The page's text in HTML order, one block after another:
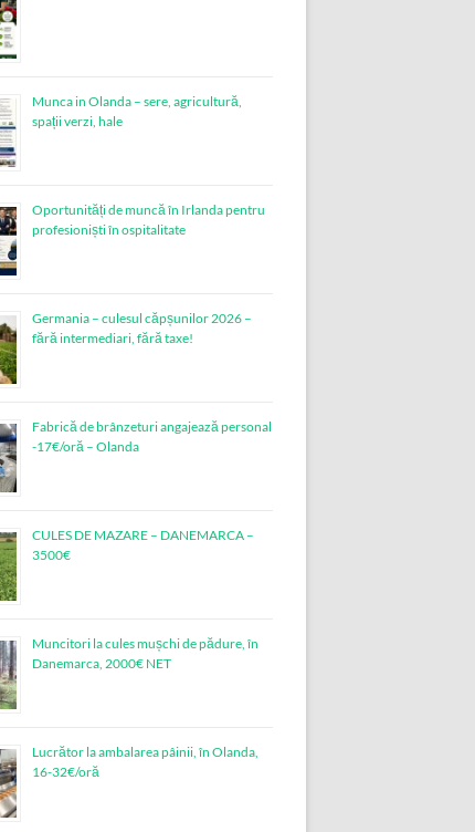
Munca in Olanda – sere, agricultură,
spații verzi, hale
Oportunități de muncă în Irlanda pentru
profesioniști în ospitalitate
Germania – culesul căpșunilor 2026 –
fără intermediari, fără taxe!
Fabrică de brânzeturi angajează personal
-17€/oră – Olanda
CULES DE MAZARE – DANEMARCA –
3500€
Muncitori la cules mușchi de pădure, în
Danemarca, 2000€ NET
Lucrător la ambalarea pâinii, în Olanda,
16-32€/oră